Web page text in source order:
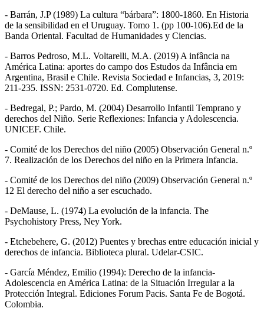
- Barrán, J.P (1989) La cultura “bárbara”: 1800-1860. En Historia
de la sensibilidad en el Uruguay. Tomo 1. (pp 100-106).Ed de la
Banda Oriental. Facultad de Humanidades y Ciencias.
- Barros Pedroso, M.L. Voltarelli, M.A. (2019) A infância na
América Latina: aportes do campo dos Estudos da Infância em
Argentina, Brasil e Chile. Revista Sociedad e Infancias, 3, 2019:
211-235. ISSN: 2531-0720. Ed. Complutense.
- Bedregal, P.; Pardo, M. (2004) Desarrollo Infantil Temprano y
derechos del Niño. Serie Reflexiones: Infancia y Adolescencia.
UNICEF. Chile.
- Comité de los Derechos del niño (2005) Observación General n.º
7. Realización de los Derechos del niño en la Primera Infancia.
- Comité de los Derechos del niño (2009) Observación General n.º
12 El derecho del niño a ser escuchado.
- DeMause, L. (1974) La evolución de la infancia. The
Psychohistory Press, Ney York.
- Etchebehere, G. (2012) Puentes y brechas entre educación inicial y
derechos de infancia. Biblioteca plural. Udelar-CSIC.
- García Méndez, Emilio (1994): Derecho de la infancia-
Adolescencia en América Latina: de la Situación Irregular a la
Protección Integral. Ediciones Forum Pacis. Santa Fe de Bogotá.
Colombia.